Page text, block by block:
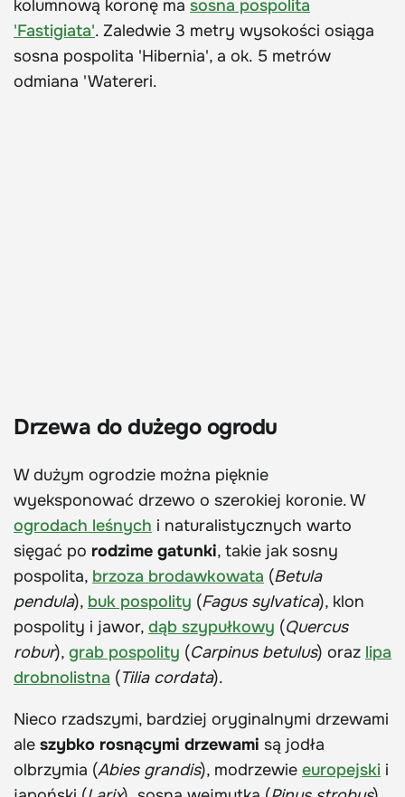
kolumnową koronę ma sosna pospolita
'Fastigiata'. Zaledwie 3 metry wysokości osiąga
sosna pospolita 'Hibernia', a ok. 5 metrów
odmiana 'Watereri.
Drzewa do dużego ogrodu
W dużym ogrodzie można pięknie
wyeksponować drzewo o szerokiej koronie. W
ogrodach leśnych i naturalistycznych warto
sięgać po rodzime gatunki, takie jak sosny
pospolita, brzoza brodawkowata (Betula
pendula), buk pospolity (Fagus sylvatica), klon
pospolity i jawor, dąb szypułkowy (Quercus
robur), grab pospolity (Carpinus betulus) oraz lipa
drobnolistna (Tilia cordata).
Nieco rzadszymi, bardziej oryginalnymi drzewami
ale szybko rosnącymi drzewami są jodła
olbrzymia (Abies grandis), modrzewie europejski i